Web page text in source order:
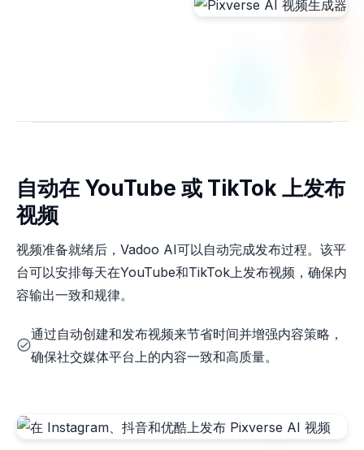
自动在 YouTube 或 TikTok 上发布
视频
视频准备就绪后，Vadoo AI可以自动完成发布过程。该平
台可以安排每天在YouTube和TikTok上发布视频，确保内
容输出一致和规律。
通过自动创建和发布视频来节省时间并增强内容策略，
确保社交媒体平台上的内容一致和高质量。